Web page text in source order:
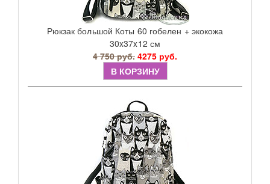
Рюкзак большой Коты 60 гобелен + экокожа
30x37x12 см
4 750 руб. 4275 руб.
В КОРЗИНУ